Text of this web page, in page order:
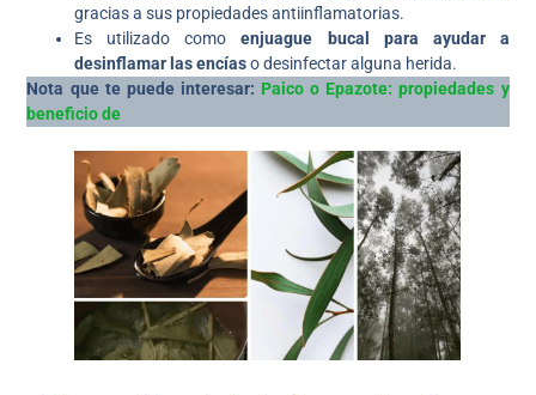
gracias a sus propiedades antiinflamatorias.
Es utilizado como enjuague bucal para ayudar a
desinflamar las encíaso desinfectar alguna herida.
Nota que te puede interesar: Paico o Epazote: propiedades y
beneficio de